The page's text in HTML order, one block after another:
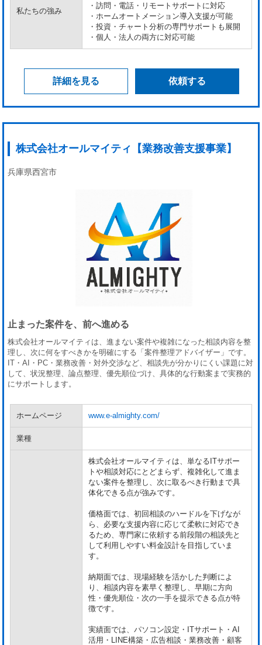
私たちの強み
・訪問・電話・リモートサポートに対応
・ホームオートメーション導入支援が可能
・投資・チャート分析の専門サポートも展開
・個人・法人の両方に対応可能
詳細を見る 依頼する
株式会社オールマイティ【業務改善支援事業】
兵庫県西宮市
止まった案件を、前へ進める
株式会社オールマイティは、進まない案件や複雑になった相談内容を整
理し、次に何をすべきかを明確にする「案件整理アドバイザー」です。
IT・AI・PC・業務改善・対外交渉など、相談先が分かりにくい課題に対
して、状況整理、論点整理、優先順位づけ、具体的な行動案まで実務的
にサポートします。
ホームページ www.e-almighty.com/
業種
株式会社オールマイティは、単なるITサポー
トや相談対応にとどまらず、複雑化して進ま
ない案件を整理し、次に取るべき行動まで具
体化できる点が強みです。
価格面では、初回相談のハードルを下げなが
ら、必要な支援内容に応じて柔軟に対応でき
るため、専門家に依頼する前段階の相談先と
して利用しやすい料金設計を目指していま
す。
納期面では、現場経験を活かした判断によ
り、相談内容を素早く整理し、早期に方向
性・優先順位・次の一手を提示できる点が特
徴です。
実績面では、パソコン設定・ITサポート・AI
活用・LINE構築・広告相談・業務改善・顧客